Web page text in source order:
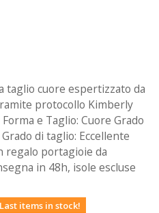
taglio cuore espertizzato da
protocollo Kimberly
e Taglio: Cuore Grado
di taglio: Eccellente
regalo portagioie da
in 48h, isole escluse
items in stock!